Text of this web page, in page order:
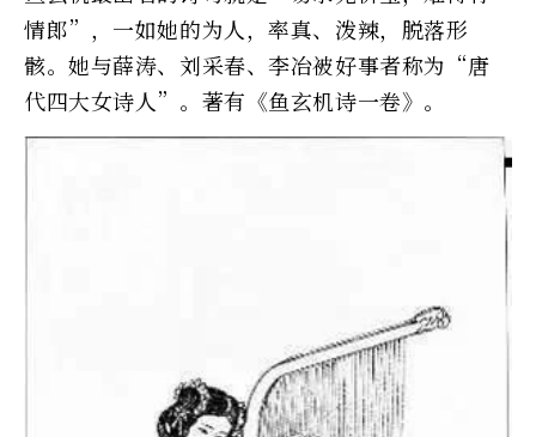
情郎”，一如她的为人，率真、泼辣，脱落形
骸。她与薛涛、刘采春、李冶被好事者称为“唐
代四大女诗人”。著有《鱼玄机诗一卷》。